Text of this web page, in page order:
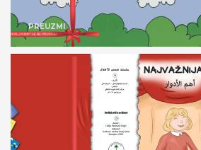
PREUZMI